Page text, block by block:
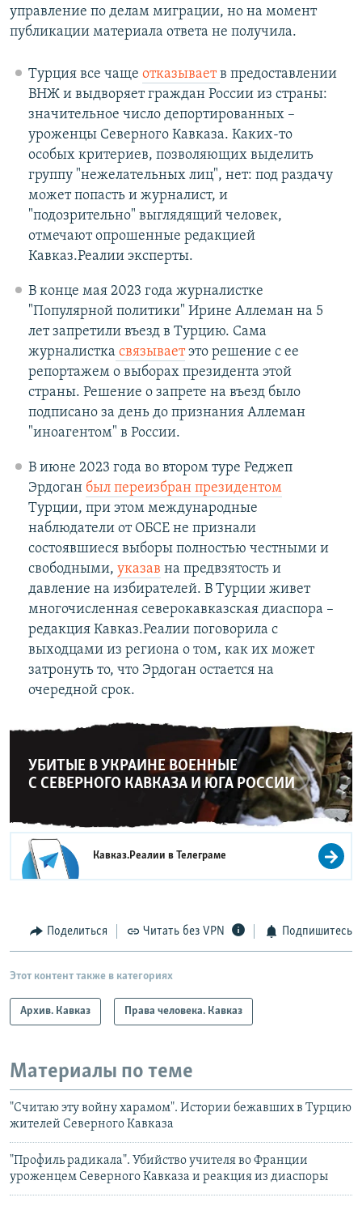
управление по делам миграции, но на момент
публикации материала ответа не получила.
Турция все чаще отказываетв предоставлении
ВНЖ и выдворяет граждан России из страны:
значительное число депортированных –
уроженцы Северного Кавказа. Каких-то
особых критериев, позволяющих выделить
группу "нежелательных лиц", нет: под раздачу
может попасть и журналист, и
"подозрительно" выглядящий человек,
отмечают опрошенные редакцией
Кавказ.Реалии эксперты.
В конце мая 2023 года журналистке
"Популярной политики" Ирине Аллеман на 5
лет запретили въезд в Турцию. Сама
журналистка связываетэто решение с ее
репортажем о выборах президента этой
страны. Решение о запрете на въезд было
подписано за день до признания Аллеман
"иноагентом" в России.
В июне 2023 года во втором туре Реджеп
Эрдоган был переизбран президентом
Турции, при этом международные
наблюдатели от ОБСЕ не признали
состоявшиеся выборы полностью честными и
свободными, указав на предвзятость и
давление на избирателей. В Турции живет
многочисленная северокавказская диаспора –
редакция Кавказ.Реалии поговорила с
выходцами из региона о том, как их может
затронуть то, что Эрдоган остается на
очередной срок.
УБИТЫЕ В УКРАИНЕ ВОЕННЫЕ
С СЕВЕРНОГО КАВКАЗА И ЮГА РОССИИ
Кавказ.Реалии вТелеграме
Поделиться Читать без VPN Подпишитесь
Этот контент также в категориях
Архив. Кавказ Права человека. Кавказ
Материалы по теме
"Считаю эту войну харамом". Истории бежавших в Турцию
жителей Северного Кавказа
"Профиль радикала". Убийство учителя во Франции
уроженцем Северного Кавказа и реакция из диаспоры